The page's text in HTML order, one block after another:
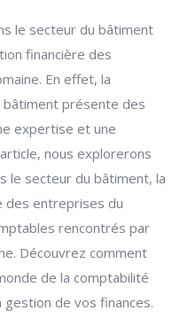
le secteur du bâtiment
financière des
En effet, la
présente des
expertise et une
nous explorerons
le secteur du bâtiment, la
des entreprises du
rencontrés par
Découvrez comment
de la comptabilité
de vos finances.